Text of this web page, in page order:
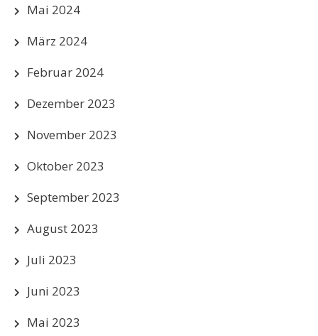
Mai 2024
März 2024
Februar 2024
Dezember 2023
November 2023
Oktober 2023
September 2023
August 2023
Juli 2023
Juni 2023
Mai 2023